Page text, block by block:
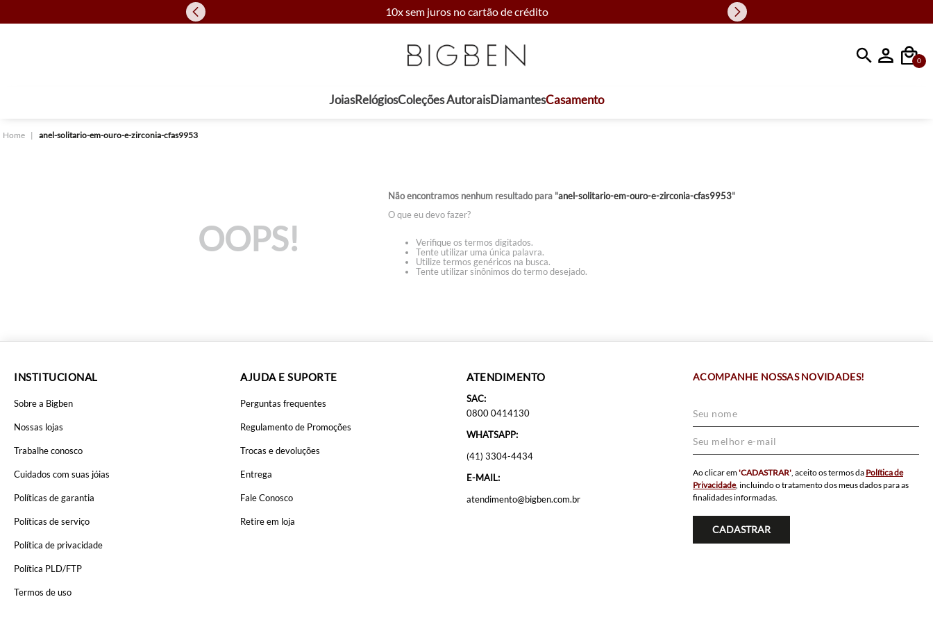
10x sem juros no cartão de crédito
Faça sua busca
0
JoiasRelógiosColeções AutoraisDiamantesCasamento
anel-solitario-em-ouro-e-zirconia-cfas9953
OOPS!
Não encontramos nenhum resultado para "anel-solitario-em-ouro-e-zirconia-cfas9953"
O que eu devo fazer?
Verifique os termos digitados.
Tente utilizar uma única palavra.
Utilize termos genéricos na busca.
Tente utilizar sinônimos do termo desejado.
INSTITUCIONAL
Sobre a Bigben
Nossas lojas
Trabalhe conosco
Cuidados com suas jóias
Políticas de garantia
Políticas de serviço
Política de privacidade
Política PLD/FTP
Termos de uso
AJUDA E SUPORTE
Perguntas frequentes
Regulamento de Promoções
Trocas e devoluções
Entrega
Fale Conosco
Retire em loja
ATENDIMENTO
SAC:
0800 0414130
WHATSAPP:
(41) 3304-4434
E-MAIL:
atendimento@bigben.com.br
ACOMPANHE NOSSAS NOVIDADES!
Ao clicar em'CADASTRAR', aceito os termos da Política de
Privacidade, incluindo o tratamento dos meus dados para as
finalidades informadas.
CADASTRAR